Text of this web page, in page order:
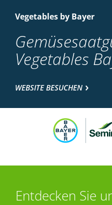
Vegetables by Bayer
Vegetables
WEBSITE BESUCHEN
Entdecken Sie